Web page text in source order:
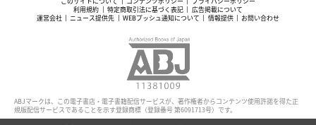
利用規約
特定商取引法に基づく表記
広告掲載について
運営会社
ニュース提供先 WEBプッシュ通知について 情報提供 お問い合わせ
ABJマークは、この電子書店・電子書籍配信サービスが、著作権者からコンテンツ使用許諾を得た正
規版配信サービスであることを示す登録商標（登録番号 第6091713号）です。